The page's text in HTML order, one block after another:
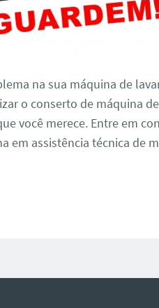
na sua máquina de
o conserto de máquina
você merece. Entre em
em assistência técnica de